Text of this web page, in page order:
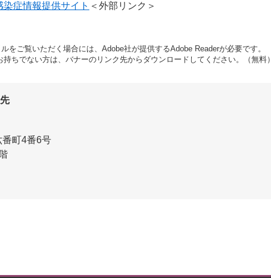
症情報提供サイト ＜外部リンク＞
をご覧いただく場合には、Adobe社が提供するAdobe Readerが必要です。
持ちでない方は、バナーのリンク先からダウンロードしてください。（無料）
町4番6号